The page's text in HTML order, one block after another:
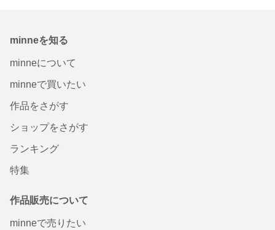
minneを知る
minneについて
minneで買いたい
作品をさがす
ショップをさがす
ランキング
特集
作品販売について
minneで売りたい